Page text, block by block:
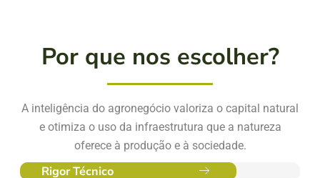
Por que nos escolher?
A inteligência do agronegócio valoriza o capital natural
e otimiza o uso da infraestrutura que a natureza
oferece à produção e à sociedade.
Rigor Técnico